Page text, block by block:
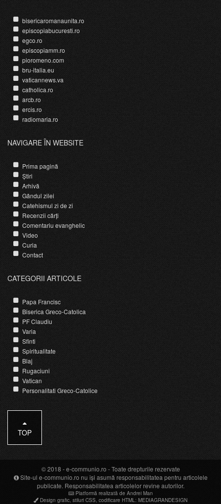
bisericaromanaunita.ro
episcopiabucuresti.ro
egco.ro
episcopiamm.ro
pioromeno.com
bru-italia.eu
vaticannews.va
catholica.ro
arcb.ro
ercis.ro
radiomaria.ro
NAVIGARE ÎN WEBSITE
Prima pagină
Știri
Arhivă
Gândul zilei
Catehismul zi de zi
Recenzii cărți
Comentariu evanghelic
Video
Curia
Contact
CATEGORII ARTICOLE
Papa Francisc
Biserica Greco-Catolica
PF Claudiu
Varia
Sfinti
Spiritualitate
Blaj
Rugaciuni
Vatican
Personalitati Greco-Catolice
TOP
© 2018 -e-communio.ro - Toate drepturile rezervate
Site-ul e-communio.ro nu își asumă responsabilitatea pentru articolele
publicate. Responsabilitatea articolelor revine autorilor.
Platformă realizată de Andrei Man
Design grafic stiluri CSS codificare HTML : MEDIAGRANDESIGN